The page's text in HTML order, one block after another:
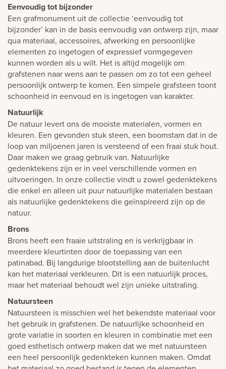
Eenvoudig tot bijzonder
Een grafmonument uit de collectie ‘eenvoudig tot
bijzonder’ kan in de basis eenvoudig van ontwerp zijn, maar
qua materiaal, accessoires, afwerking en persoonlijke
elementen zo ingetogen of expressief vormgegeven
kunnen worden als u wilt. Het is altijd mogelijk om
grafstenen naar wens aan te passen om zo tot een geheel
persoonlijk ontwerp te komen. Een simpele grafsteen toont
schoonheid in eenvoud en is ingetogen van karakter.
Natuurlijk
De natuur levert ons de mooiste materialen, vormen en
kleuren. Een gevonden stuk steen, een boomstam dat in de
loop van miljoenen jaren is versteend of een fraai stuk hout.
Daar maken we graag gebruik van. Natuurlijke
gedenktekens zijn er in veel verschillende vormen en
uitvoeringen. In onze collectie vindt u zowel gedenktekens
die enkel en alleen uit puur natuurlijke materialen bestaan
als natuurlijke gedenktekens die geïnspireerd zijn op de
natuur.
Brons
Brons heeft een fraaie uitstraling en is verkrijgbaar in
meerdere kleurtinten door de toepassing van een
patinabad. Bij langdurige blootstelling aan de buitenlucht
kan het materiaal verkleuren. Dit is een natuurlijk proces,
maar het materiaal behoudt wel zijn unieke uitstraling.
Natuursteen
Natuursteen is misschien wel het bekendste materiaal voor
het gebruik in grafstenen. De natuurlijke schoonheid en
grote variatie in soorten en kleuren in combinatie met een
goed esthetisch ontwerp maken dat we met natuursteen
een heel persoonlijk gedenkteken kunnen maken. Omdat